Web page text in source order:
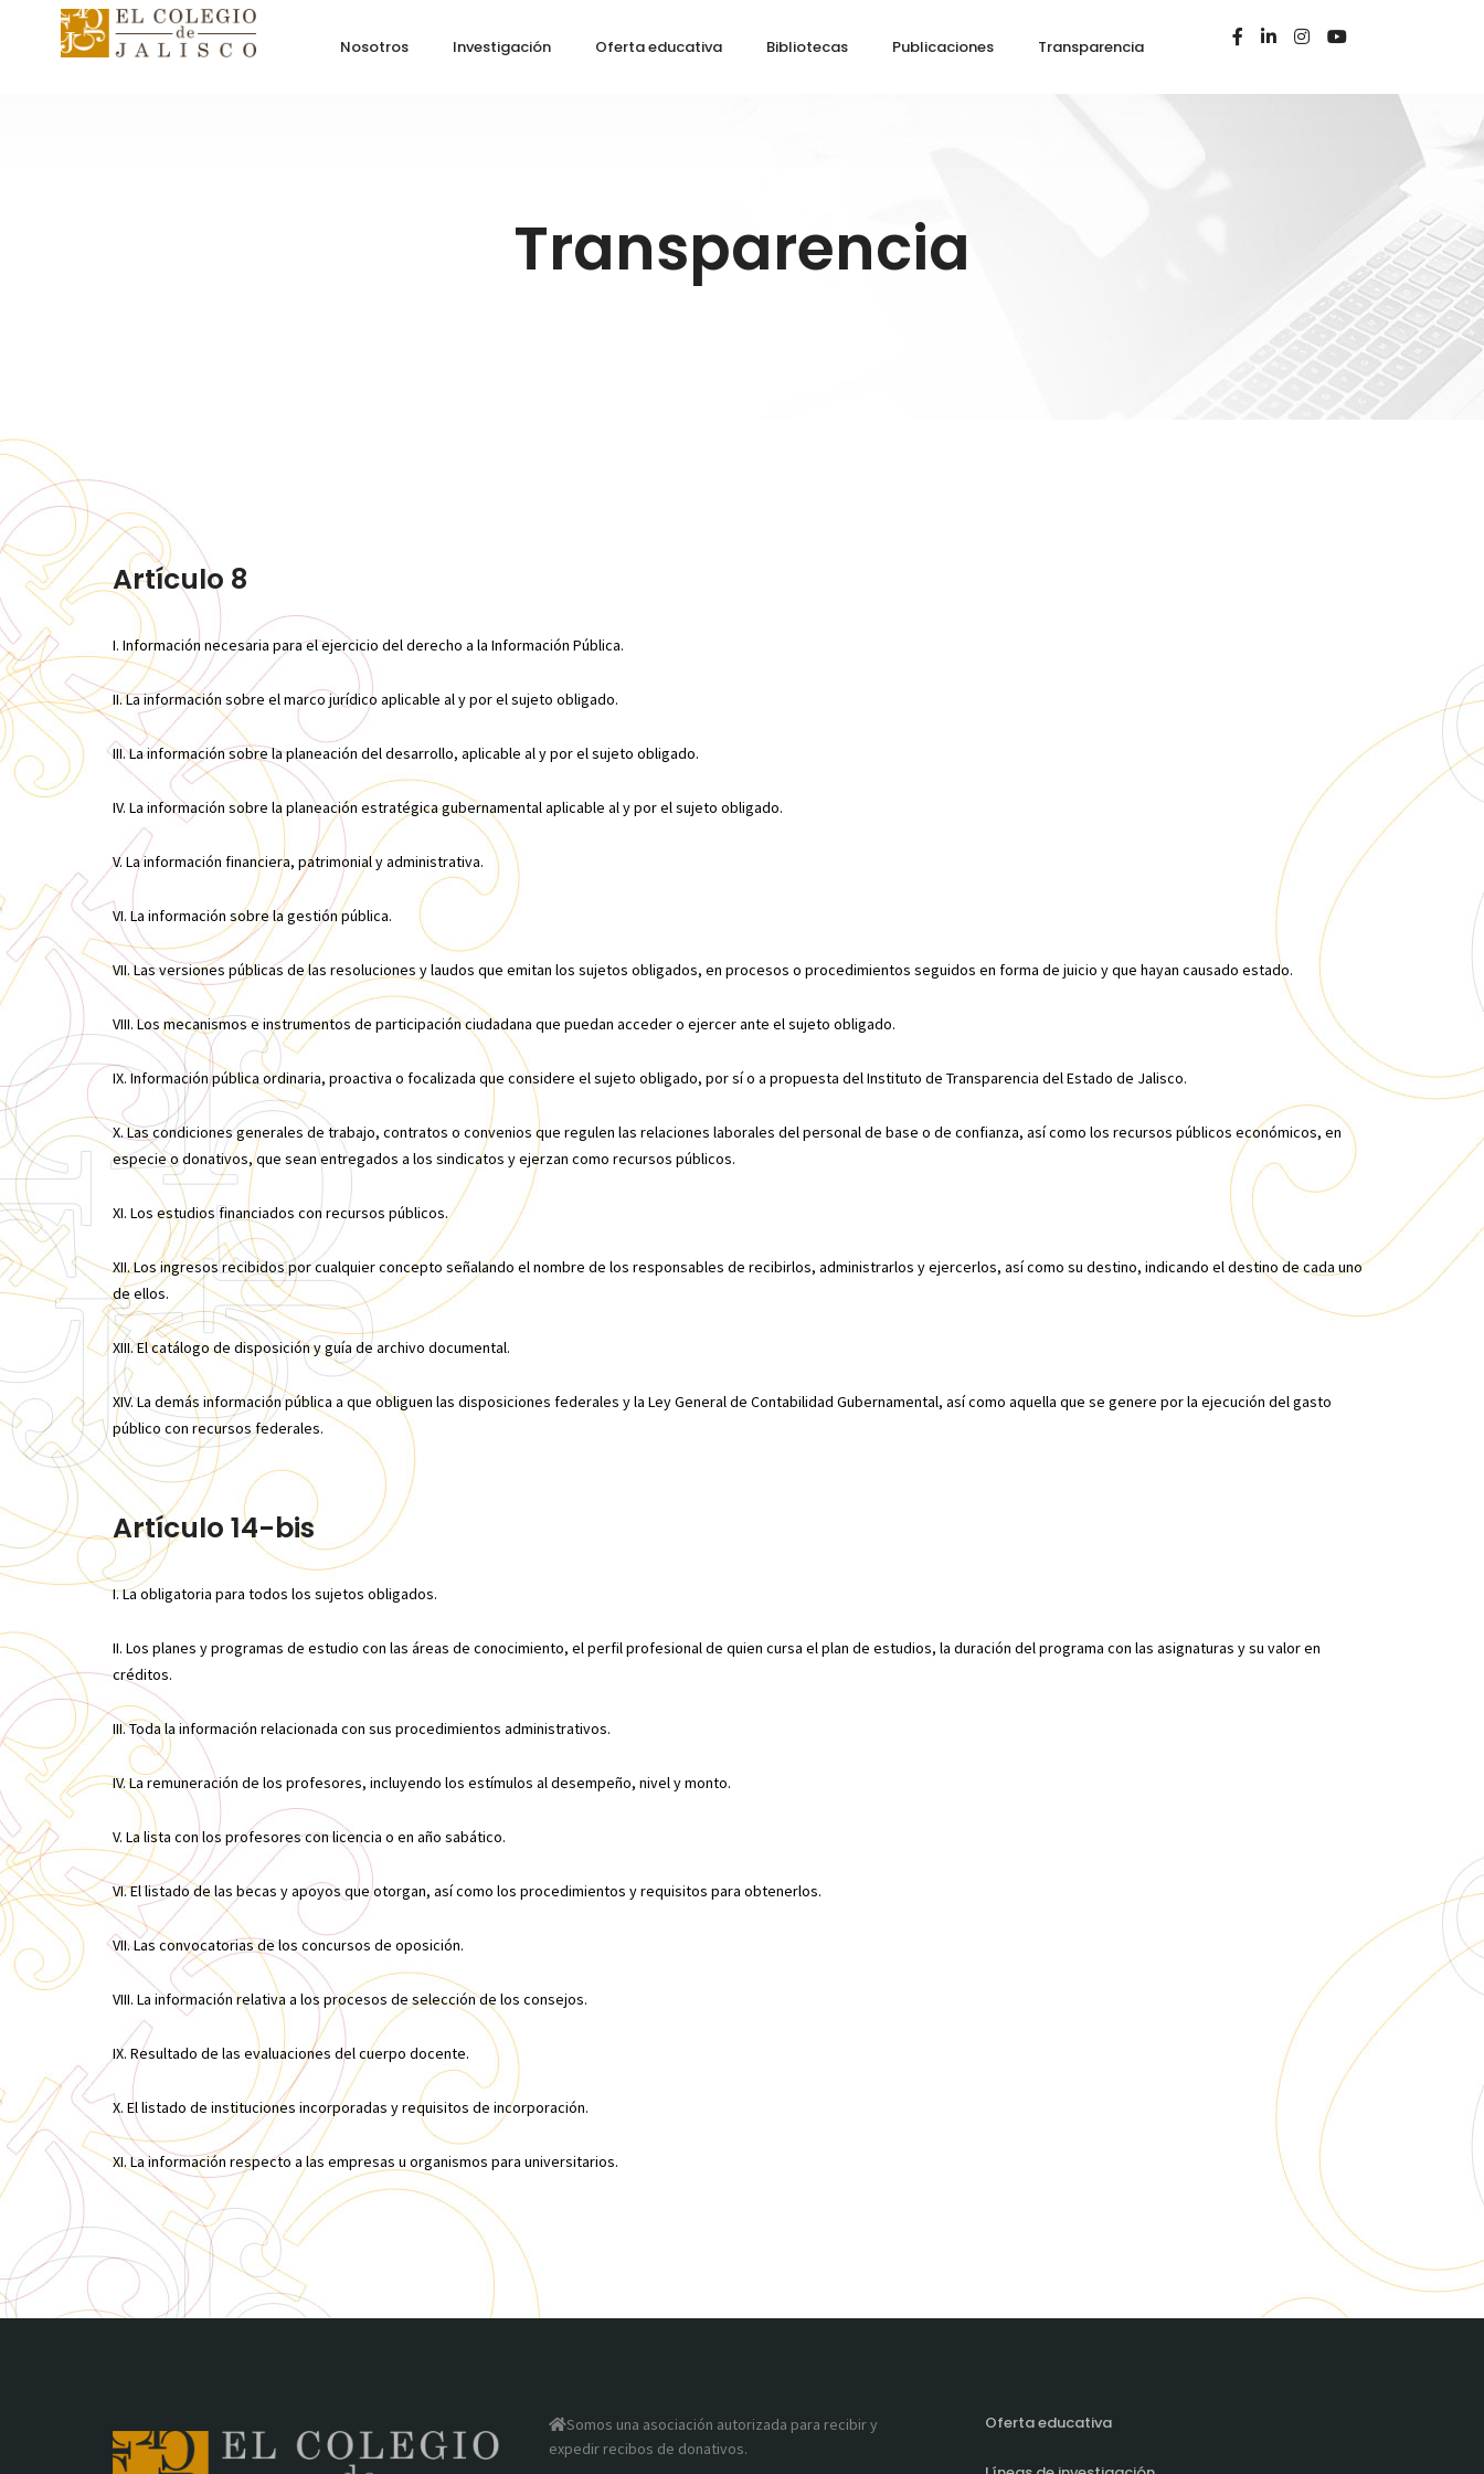
Nosotros Investigación Oferta educativa Bibliotecas Publicaciones Transparencia
Transparencia
Artículo 8
I. Información necesaria para el ejercicio del derecho a la Información Pública.
II. La información sobre el marco jurídico aplicable al y por el sujeto obligado.
III. La información sobre la planeación del desarrollo, aplicable al y por el sujeto obligado.
IV. La información sobre la planeación estratégica gubernamental aplicable al y por el sujeto obligado.
V. La información financiera, patrimonial y administrativa.
VI. La información sobre la gestión pública.
VII. Las versiones públicas de las resoluciones y laudos que emitan los sujetos obligados, en procesos o procedimientos seguidos en forma de juicio y que hayan causado estado.
VIII. Los mecanismos e instrumentos de participación ciudadana que puedan acceder o ejercer ante el sujeto obligado.
IX. Información pública ordinaria, proactiva o focalizada que considere el sujeto obligado, por sí o a propuesta del Instituto de Transparencia del Estado de Jalisco.
X. Las condiciones generales de trabajo, contratos o convenios que regulen las relaciones laborales del personal de base o de confianza, así como los recursos públicos económicos, en
especie o donativos, que sean entregados a los sindicatos y ejerzan como recursos públicos.
XI. Los estudios financiados con recursos públicos.
XII. Los ingresos recibidos por cualquier concepto señalando el nombre de los responsables de recibirlos, administrarlos y ejercerlos, así como su destino, indicando el destino de cada uno
de ellos.
XIII. El catálogo de disposición y guía de archivo documental.
XIV. La demás información pública a que obliguen las disposiciones federales y la Ley General de Contabilidad Gubernamental, así como aquella que se genere por la ejecución del gasto
público con recursos federales.
Artículo 14-bis
I. La obligatoria para todos los sujetos obligados.
II. Los planes y programas de estudio con las áreas de conocimiento, el perfil profesional de quien cursa el plan de estudios, la duración del programa con las asignaturas y su valor en
créditos.
III. Toda la información relacionada con sus procedimientos administrativos.
IV. La remuneración de los profesores, incluyendo los estímulos al desempeño, nivel y monto.
V. La lista con los profesores con licencia o en año sabático.
VI. El listado de las becas y apoyos que otorgan, así como los procedimientos y requisitos para obtenerlos.
VII. Las convocatorias de los concursos de oposición.
VIII. La información relativa a los procesos de selección de los consejos.
IX. Resultado de las evaluaciones del cuerpo docente.
X. El listado de instituciones incorporadas y requisitos de incorporación.
XI. La información respecto a las empresas u organismos para universitarios.
Somos una asociación autorizada para recibir y
expedir recibos de donativos.
Oferta educativa